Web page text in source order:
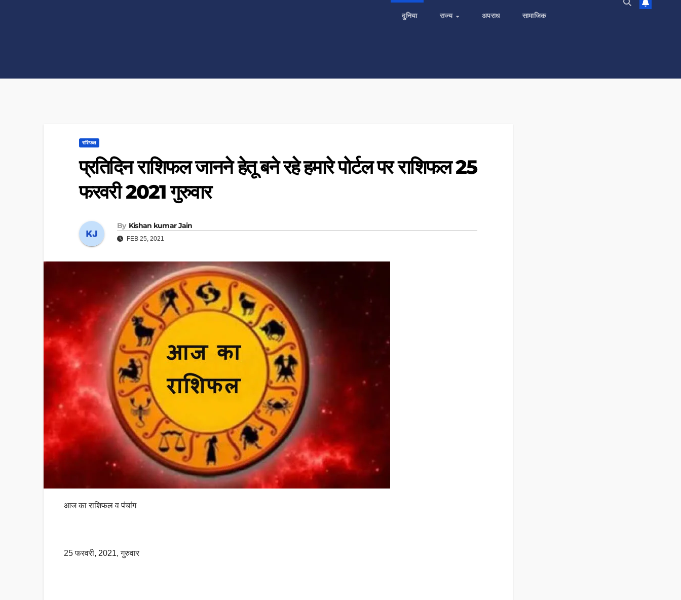
दुनिया राज्य अपराध सामाजिक
राशिफल
प्रतिदिन राशिफल जानने हेतू बने रहे हमारे पोर्टल पर राशिफल 25
फरवरी 2021 गुरुवार
By Kishan kumar Jain
FEB 25, 2021
आज का राशिफल व पंचांग
25 फरवरी, 2021, गुरुवार